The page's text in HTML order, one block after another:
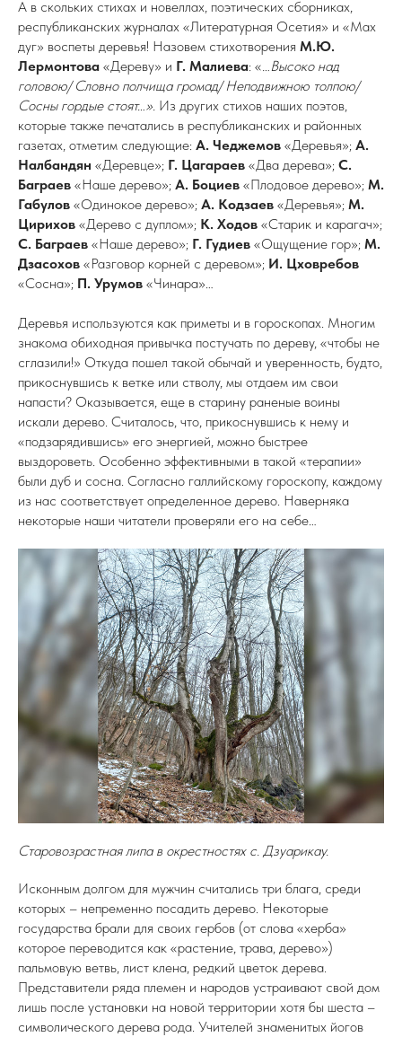
А в скольких стихах и новеллах, поэтических сборниках,
республиканских журналах «Литературная Осетия» и «Мах
дуг» воспеты деревья! Назовем стихотворения М.Ю.
Лермонтова «Дереву» и Г. Малиева: «…Высоко над
головою/ Словно полчища громад/ Неподвижною толпою/
Сосны гордые стоят…». Из других стихов наших поэтов,
которые также печатались в республиканских и районных
газетах, отметим следующие: А. Чеджемов «Деревья»; А.
Налбандян «Деревце»; Г. Цагараев «Два дерева»; С.
Баграев «Наше дерево»; А. Боциев «Плодовое дерево»; М.
Габулов «Одинокое дерево»; А. Кодзаев «Деревья»; М.
Цирихов «Дерево с дуплом»; К. Ходов «Старик и карагач»;
С. Баграев «Наше дерево»; Г. Гудиев «Ощущение гор»; М.
Дзасохов «Разговор корней с деревом»; И. Цховребов
«Сосна»; П. Урумов «Чинара»…
Деревья используются как приметы и в гороскопах. Многим
знакома обиходная привычка постучать по дереву, «чтобы не
сглазили!» Откуда пошел такой обычай и уверенность, будто,
прикоснувшись к ветке или стволу, мы отдаем им свои
напасти? Оказывается, еще в старину раненые воины
искали дерево. Считалось, что, прикоснувшись к нему и
«подзарядившись» его энергией, можно быстрее
выздороветь. Особенно эффективными в такой «терапии»
были дуб и сосна. Согласно галлийскому гороскопу, каждому
из нас соответствует определенное дерево. Наверняка
некоторые наши читатели проверяли его на себе…
Старовозрастная липа в окрестностях с. Дзуарикау.
Исконным долгом для мужчин считались три блага, среди
которых – непременно посадить дерево. Некоторые
государства брали для своих гербов (от слова «херба»
которое переводится как «растение, трава, дерево»)
пальмовую ветвь, лист клена, редкий цветок дерева.
Представители ряда племен и народов устраивают свой дом
лишь после установки на новой территории хотя бы шеста –
символического дерева рода. Учителей знаменитых йогов